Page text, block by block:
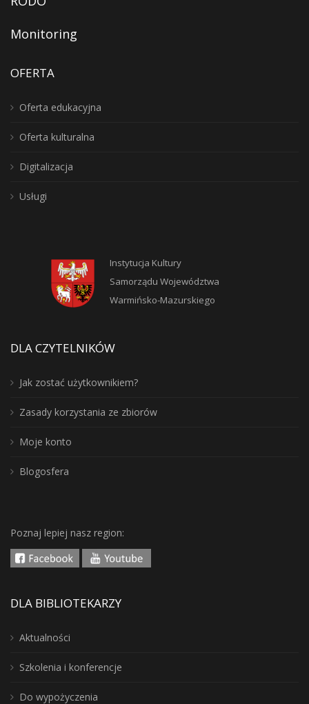
Monitoring
OFERTA
Oferta edukacyjna
Oferta kulturalna
Digitalizacja
Usługi
Instytucja Kultury
Samorządu Województwa
Warmińsko-Mazurskiego
DLA CZYTELNIKÓW
Jak zostać użytkownikiem?
Zasady korzystania ze zbiorów
Moje konto
Blogosfera
Poznaj lepiej nasz region:
DLA BIBLIOTEKARZY
Aktualności
Szkolenia i konferencje
Do wypożyczenia